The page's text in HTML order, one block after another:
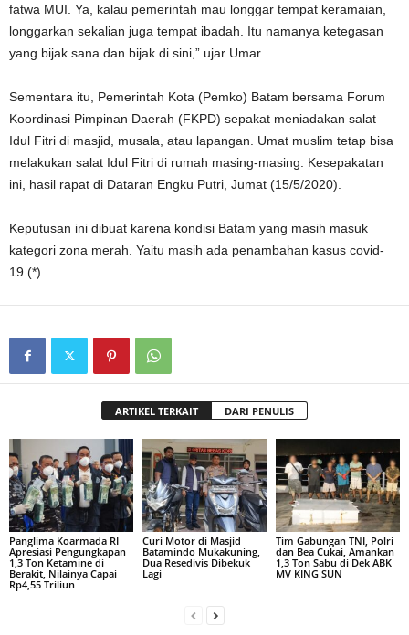
fatwa MUI. Ya, kalau pemerintah mau longgar tempat keramaian,
longgarkan sekalian juga tempat ibadah. Itu namanya ketegasan
yang bijak sana dan bijak di sini,” ujar Umar.
Sementara itu, Pemerintah Kota (Pemko) Batam bersama Forum
Koordinasi Pimpinan Daerah (FKPD) sepakat meniadakan salat
Idul Fitri di masjid, musala, atau lapangan. Umat muslim tetap bisa
melakukan salat Idul Fitri di rumah masing-masing. Kesepakatan
ini, hasil rapat di Dataran Engku Putri, Jumat (15/5/2020).
Keputusan ini dibuat karena kondisi Batam yang masih masuk
kategori zona merah. Yaitu masih ada penambahan kasus covid-
19.(*)
ARTIKEL TERKAIT DARI PENULIS
Panglima Koarmada RI
Apresiasi Pengungkapan
1,3 Ton Ketamine di
Berakit, Nilainya Capai
Rp4,55 Triliun
Curi Motor di Masjid
Batamindo Mukakuning,
Dua Resedivis Dibekuk
Lagi
Tim Gabungan TNI, Polri
dan Bea Cukai, Amankan
1,3 Ton Sabu di Dek ABK
MV KING SUN